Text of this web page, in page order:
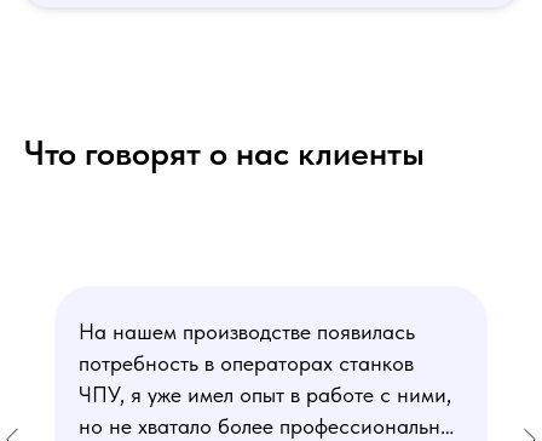
Что говорят о нас клиенты
На нашем производстве появилась
потребность в операторах станков
ЧПУ, я уже имел опыт в работе с ними,
но не хватало более профессиональных